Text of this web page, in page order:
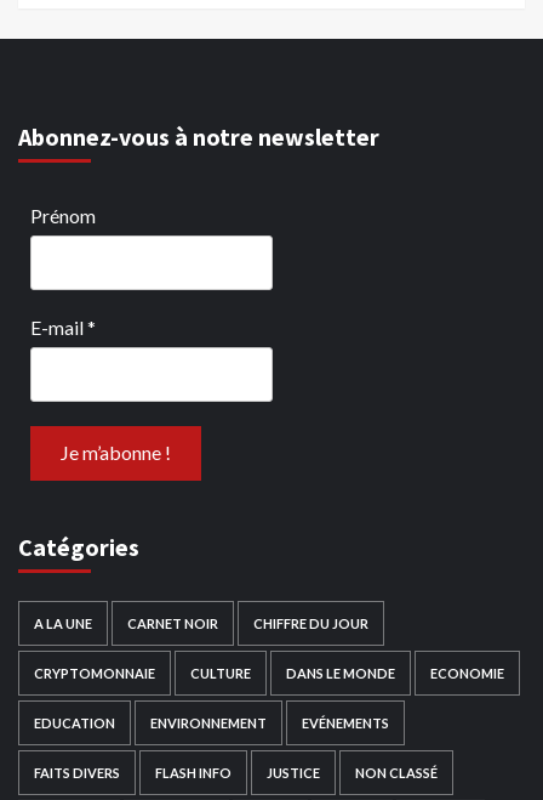
Abonnez-vous à notre newsletter
Prénom
E-mail*
Catégories
A LA UNE CARNET NOIR CHIFFRE DU JOUR
CRYPTOMONNAIE CULTURE DANS LE MONDE ECONOMIE
EDUCATION ENVIRONNEMENT EVÉNEMENTS
FAITS DIVERS FLASH INFO JUSTICE NON CLASSÉ